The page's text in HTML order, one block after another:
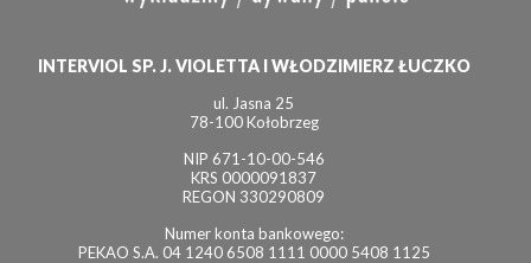
INTERVIOL SP. J. VIOLETTA I WŁODZIMIERZ ŁUCZKO
ul. Jasna 25
78-100 Kołobrzeg
NIP 671-10-00-546
KRS 0000091837
REGON 330290809
Numer konta bankowego:
PEKAO S.A. 04 1240 6508 1111 0000 5408 1125